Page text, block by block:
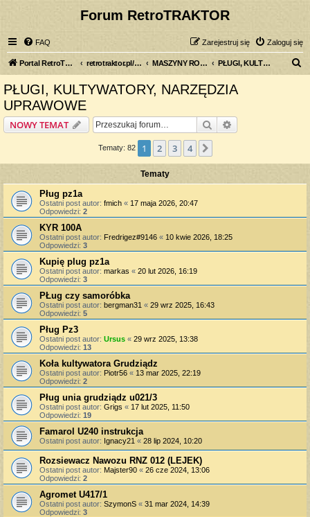
Forum RetroTRAKTOR
FAQ Zaloguj się
Zarejestruj się
Portal RetroTRAKTOR.pl retrotraktor.pl/forum MASZYNY ROLNICZE PŁUGI, KULTYWATORY, NARZĘDZIA UPRAWOWE
PŁUGI, KULTYWATORY, NARZĘDZIA
UPRAWOWE
NOWY TEMAT Szukaj
Tematy: 82 1 2 3 4
Tematy
Pług pz1a
Ostatni post autor: fmich « 17 maja 2026, 20:47
Odpowiedzi: 2
KYR 100A
Ostatni post autor: Fredrigez#9146 « 10 kwie 2026, 18:25
Odpowiedzi: 3
Kupię plug pz1a
Ostatni post autor: markas « 20 lut 2026, 16:19
Odpowiedzi: 3
PŁug czy samoróbka
Ostatni post autor: bergman31 « 29 wrz 2025, 16:43
Odpowiedzi: 5
Pług Pz3
Ostatni post autor: Ursus « 29 wrz 2025, 13:38
Odpowiedzi: 13
Koła kultywatora Grudziądz
Ostatni post autor: Piotr56 « 13 mar 2025, 22:19
Odpowiedzi: 2
Pług unia grudziądz u021/3
Ostatni post autor: Grigs « 17 lut 2025, 11:50
Odpowiedzi: 19
Famarol U240 instrukcja
Ostatni post autor: Ignacy21 « 28 lip 2024, 10:20
Rozsiewacz Nawozu RNZ 012 (LEJEK)
Ostatni post autor: Majster90 « 26 cze 2024, 13:06
Odpowiedzi: 2
Agromet U417/1
Ostatni post autor: SzymonS « 31 mar 2024, 14:39
Odpowiedzi: 3